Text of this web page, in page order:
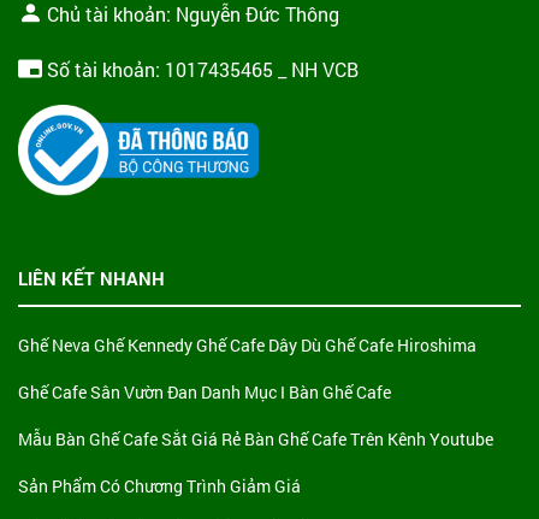
Chủ tài khoản: Nguyễn Đức Thông
Số tài khoản: 1017435465 _ NH VCB
LIÊN KẾT NHANH
Ghế Neva Ghế KennedyGhế Cafe Dây Dù Ghế Cafe Hiroshima
Ghế Cafe Sân Vườn Đan Danh Mục I Bàn Ghế Cafe
Mẫu Bàn Ghế Cafe Sắt Giá Rẻ Bàn Ghế Cafe Trên Kênh Youtube
Sản Phẩm Có Chương Trình Giảm Giá